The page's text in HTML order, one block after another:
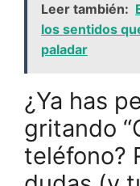
Leer también:
los sentidos
paladar
¿Ya has
gritando
teléfono?